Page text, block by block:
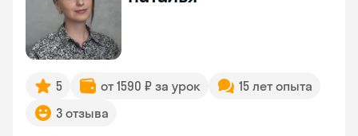
5 от 1590 ₽ за урок
15 лет опыта
3 отзыва